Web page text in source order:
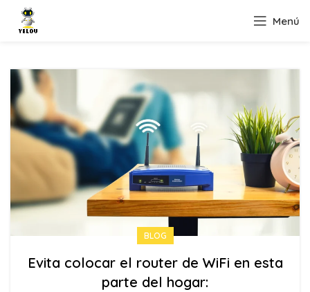
Menú
BLOG
Evita colocar el router de WiFi en esta
parte del hogar: